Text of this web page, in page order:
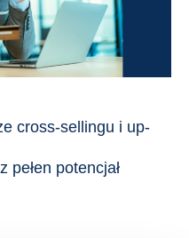
cross-sellingu i up-
pełen potencjał